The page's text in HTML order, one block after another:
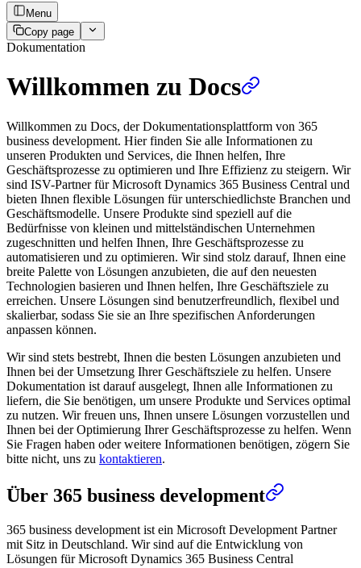
Menu
Copy page
Dokumentation
Willkommen zu Docs
Willkommen zu Docs, der Dokumentationsplattform von 365
business development. Hier finden Sie alle Informationen zu
unseren Produkten und Services, die Ihnen helfen, Ihre
Geschäftsprozesse zu optimieren und Ihre Effizienz zu steigern. Wir
sind ISV-Partner für Microsoft Dynamics 365 Business Central und
bieten Ihnen flexible Lösungen für unterschiedlichste Branchen und
Geschäftsmodelle. Unsere Produkte sind speziell auf die
Bedürfnisse von kleinen und mittelständischen Unternehmen
zugeschnitten und helfen Ihnen, Ihre Geschäftsprozesse zu
automatisieren und zu optimieren. Wir sind stolz darauf, Ihnen eine
breite Palette von Lösungen anzubieten, die auf den neuesten
Technologien basieren und Ihnen helfen, Ihre Geschäftsziele zu
erreichen. Unsere Lösungen sind benutzerfreundlich, flexibel und
skalierbar, sodass Sie sie an Ihre spezifischen Anforderungen
anpassen können.
Wir sind stets bestrebt, Ihnen die besten Lösungen anzubieten und
Ihnen bei der Umsetzung Ihrer Geschäftsziele zu helfen. Unsere
Dokumentation ist darauf ausgelegt, Ihnen alle Informationen zu
liefern, die Sie benötigen, um unsere Produkte und Services optimal
zu nutzen. Wir freuen uns, Ihnen unsere Lösungen vorzustellen und
Ihnen bei der Optimierung Ihrer Geschäftsprozesse zu helfen. Wenn
Sie Fragen haben oder weitere Informationen benötigen, zögern Sie
bitte nicht, uns zu kontaktieren.
Über 365 business development
365 business development ist ein Microsoft Development Partner
mit Sitz in Deutschland. Wir sind auf die Entwicklung von
Lösungen für Microsoft Dynamics 365 Business Central